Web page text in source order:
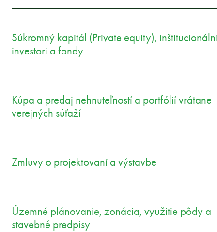
Súkromný kapitál (Private equity),
investori a fondy
Kúpa a predaj nehnuteľností a portfólií vrátane
verejných súťaží
Zmluvy o projektovaní a výstavbe
Územné plánovanie, zonácia, využitie pôdy a
stavebné predpisy